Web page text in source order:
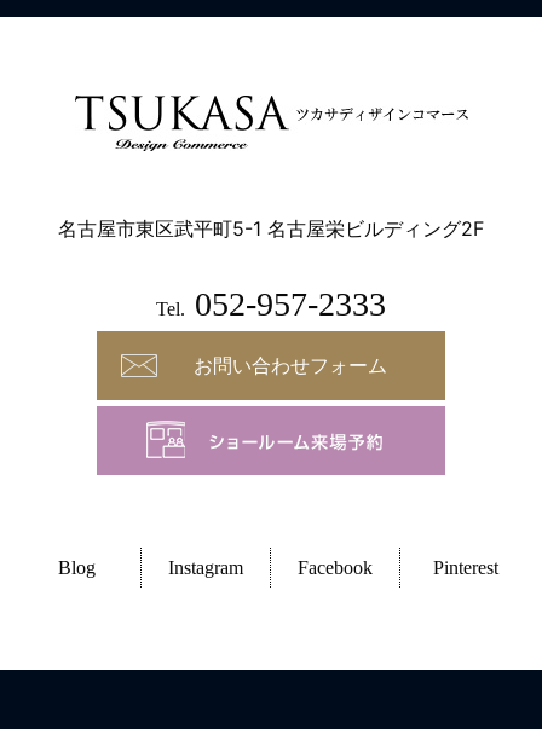
名古屋市東区武平町5-1 名古屋栄ビルディング2F
Tel. 052-957-2333
お問い合わせフォーム
Blog Instagram Facebook Pinterest